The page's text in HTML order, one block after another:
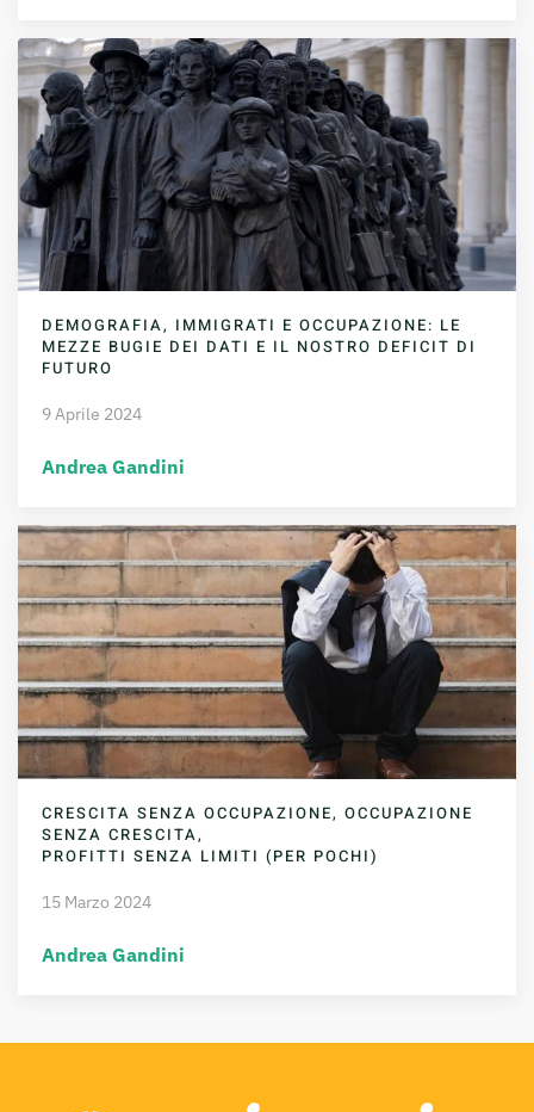
DEMOGRAFIA, IMMIGRATI E OCCUPAZIONE: LE
MEZZE BUGIE DEI DATI E IL NOSTRO DEFICIT DI
FUTURO
9 Aprile 2024
Andrea Gandini
CRESCITA SENZA OCCUPAZIONE, OCCUPAZIONE
SENZA CRESCITA,
PROFITTI SENZA LIMITI (PER POCHI)
15 Marzo 2024
Andrea Gandini